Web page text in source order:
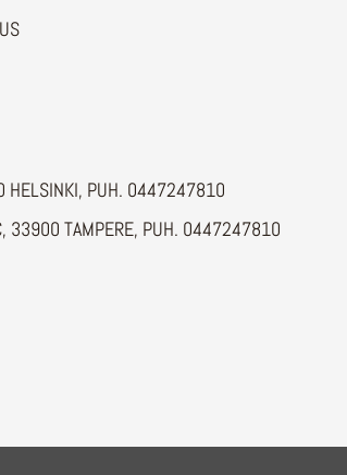
HELSINKI, PUH. 0447247810
33900 TAMPERE, PUH. 0447247810